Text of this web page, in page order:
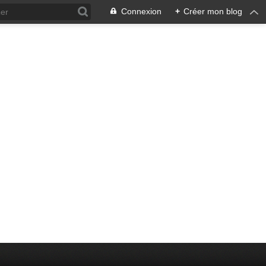
Connexion + Créer mon blog